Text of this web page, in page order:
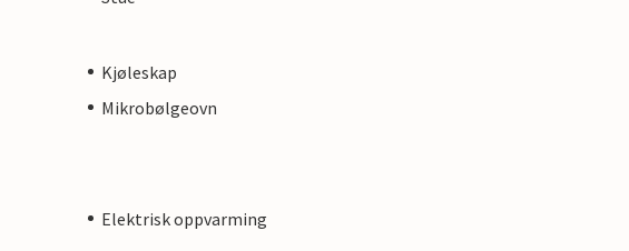
Kjøleskap
Mikrobølgeovn
Elektrisk oppvarming